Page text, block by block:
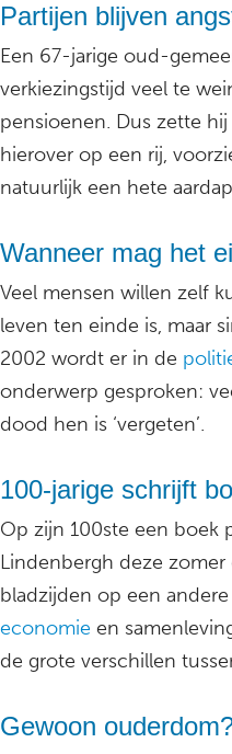
Partijen blijven
Een 67-jarige oud-
verkiezingstijd veel te
pensioenen. Dus zette
hierover op een rij,
natuurlijk een hete
Wanneer mag het
Veel mensen willen zelf
leven ten einde is, maar
2002 wordt er in de
onderwerp gesproken:
dood hen is ‘vergeten’.
100-jarige schrijft
Op zijn 100ste een boek
Lindenbergh deze
bladzijden op een
economie en
de grote verschillen
Gewoon